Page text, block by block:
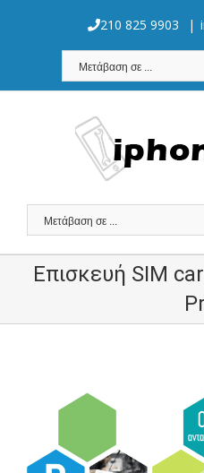
210 825 9903 |
Μετάβαση σε ...
Μετάβαση σε ...
Επισκευή SIM